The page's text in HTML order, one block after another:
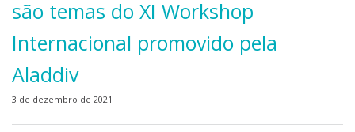
são temas do XI Workshop
Internacional promovido pela
Aladdiv
3 de dezembro de 2021